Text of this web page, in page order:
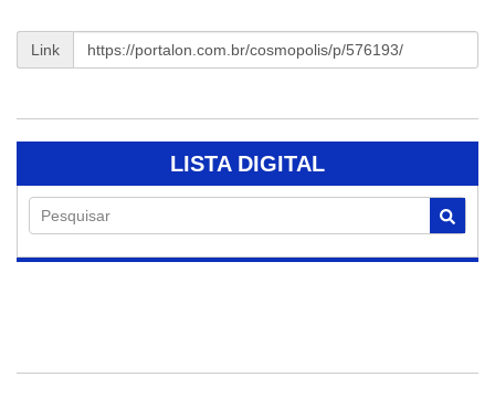
Link
LISTA DIGITAL
Pesquisar